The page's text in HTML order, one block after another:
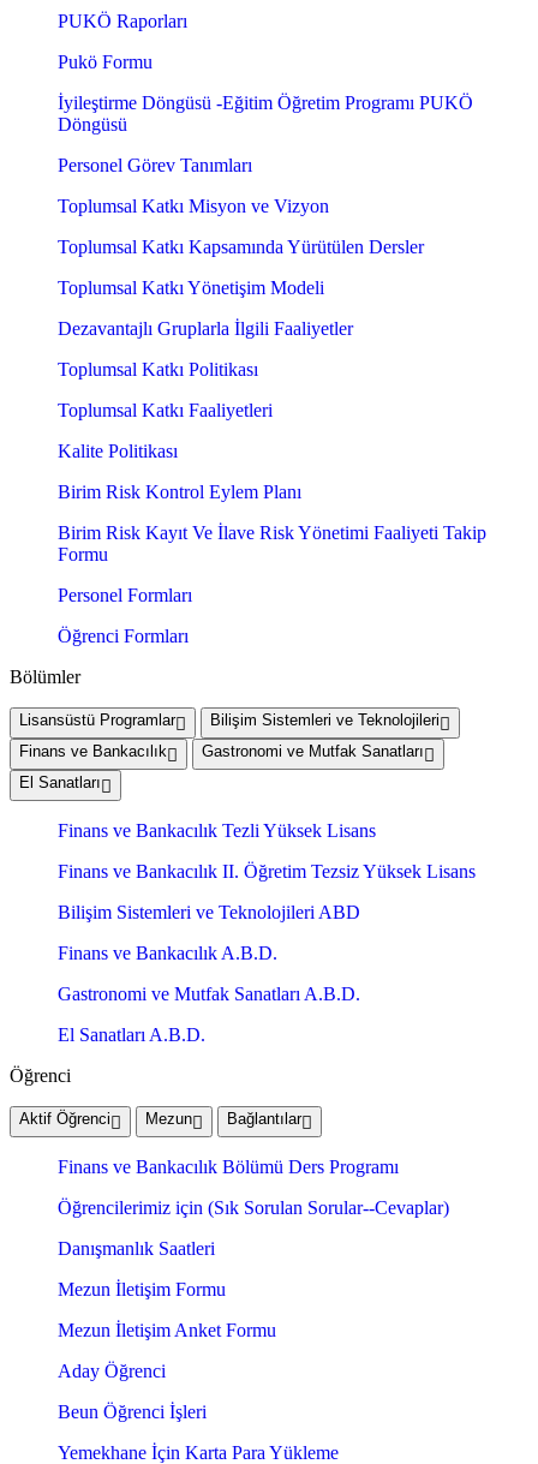
PUKÖ Raporları
Pukö Formu
İyileştirme Döngüsü -Eğitim Öğretim Programı PUKÖ
Döngüsü
Personel Görev Tanımları
Toplumsal Katkı Misyon ve Vizyon
Toplumsal Katkı Kapsamında Yürütülen Dersler
Toplumsal Katkı Yönetişim Modeli
Dezavantajlı Gruplarla İlgili Faaliyetler
Toplumsal Katkı Politikası
Toplumsal Katkı Faaliyetleri
Kalite Politikası
Birim Risk Kontrol Eylem Planı
Birim Risk Kayıt Ve İlave Risk Yönetimi Faaliyeti Takip
Formu
Personel Formları
Öğrenci Formları
Bölümler
Lisansüstü Programlar
Bilişim Sistemleri ve Teknolojileri
Finans ve Bankacılık
Gastronomi ve Mutfak Sanatları
El Sanatları
Finans ve Bankacılık Tezli Yüksek Lisans
Finans ve Bankacılık II. Öğretim Tezsiz Yüksek Lisans
Bilişim Sistemleri ve Teknolojileri ABD
Finans ve Bankacılık A.B.D.
Gastronomi ve Mutfak Sanatları A.B.D.
El Sanatları A.B.D.
Öğrenci
Aktif Öğrenci Mezun Bağlantılar
Finans ve Bankacılık Bölümü Ders Programı
Öğrencilerimiz için (Sık Sorulan Sorular--Cevaplar)
Danışmanlık Saatleri
Mezun İletişim Formu
Mezun İletişim Anket Formu
Aday Öğrenci
Beun Öğrenci İşleri
Yemekhane İçin Karta Para Yükleme